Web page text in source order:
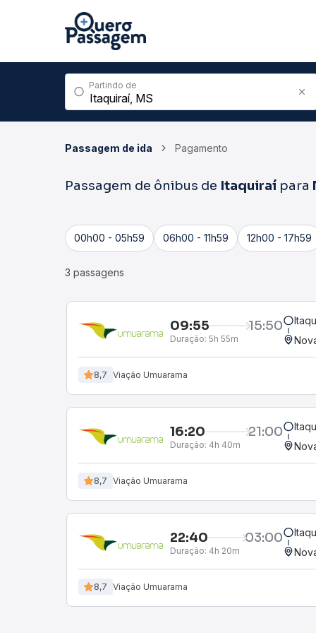
Partindo de
Passagem de ida Pagamento
Passagem de ônibus de Itaquiraí para
00h00 - 05h59 06h00 - 11h59 12h00 - 17h59
3 passagens
09:55 15:50
Duração: 5h 55m
8,7 Viação Umuarama
16:20 21:00
Duração: 4h 40m
8,7 Viação Umuarama
22:40 03:00
Duração: 4h 20m
8,7 Viação Umuarama